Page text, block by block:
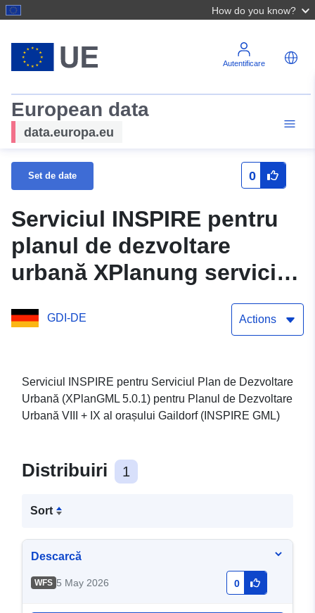
How do you know?
Autentificare
European data
data.europa.eu
Set de date 0
Serviciul INSPIRE pentru
planul de dezvoltare
urbană XPlanung serviciul
dezvoltare urbană VIII + IX
GML)
GDI-DE Actions
Serviciul INSPIRE pentru Serviciul Plan de Dezvoltare
Urbană (XPlanGML 5.0.1) pentru Planul de Dezvoltare
Urbană VIII + IX al orașului Gaildorf (INSPIRE GML)
Distribuiri 1
Sort
Descarcă
WFS 5 May 2026 0